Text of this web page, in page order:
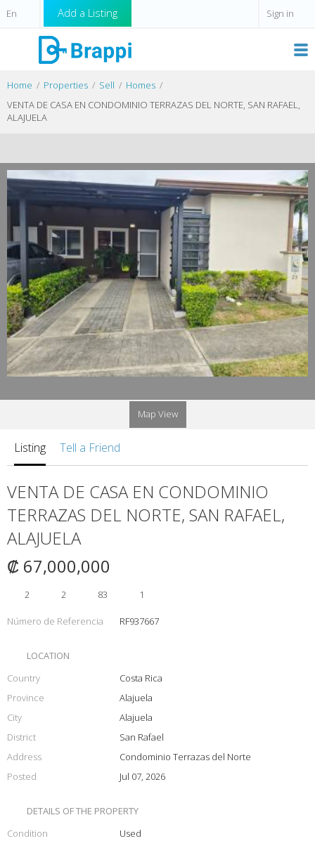
Add a Listing Sign in
Home Properties Sell
Homes
VENTA DE CASA EN CONDOMINIO TERRAZAS DEL NORTE, SAN RAFAEL,
ALAJUELA
Map View
Listing Tell a Friend
VENTA DE CASA EN CONDOMINIO
TERRAZAS DEL NORTE, SAN RAFAEL,
ALAJUELA
₡ 67,000,000
2 2 83 1
Número de Referencia RF937667
LOCATION
Country
Costa Rica
Province
Alajuela
City
Alajuela
District
San Rafael
Address
Condominio Terrazas del Norte
Posted
Jul 07, 2026
DETAILS OF THE PROPERTY
Condition
Used